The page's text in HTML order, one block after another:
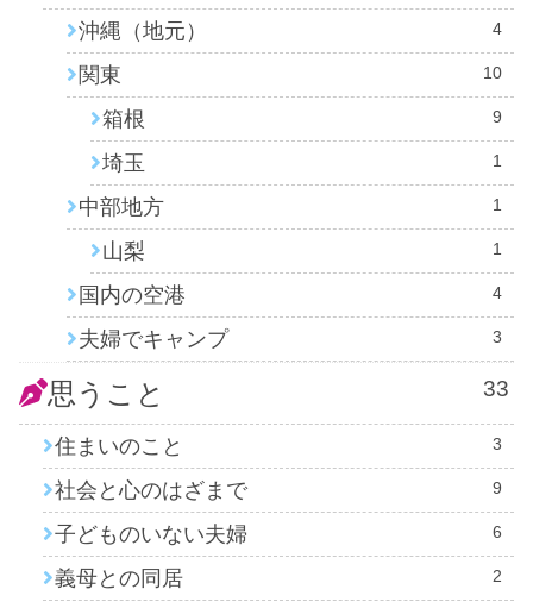
沖縄（地元） 4
関東 10
箱根 9
埼玉 1
中部地方 1
山梨 1
国内の空港 4
夫婦でキャンプ 3
思うこと 33
住まいのこと 3
社会と心のはざまで 9
子どものいない夫婦 6
義母との同居 2